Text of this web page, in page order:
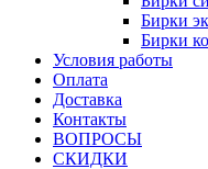
Бирки
Бирки
Условия работы
Оплата
Доставка
Контакты
ВОПРОСЫ
СКИДКИ